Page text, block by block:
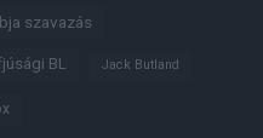
szavazás
BL Jack Butland